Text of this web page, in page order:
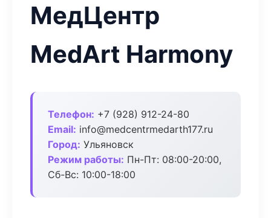
МедЦентр
MedArt Harmony
Телефон: +7 (928) 912-24-80
Email: info@medcentrmedarth177.ru
Город: Ульяновск
Режим работы: Пн-Пт: 08:00-20:00,
Сб-Вс: 10:00-18:00